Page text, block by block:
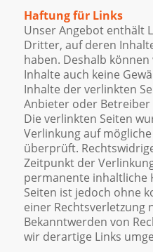
Haftung für Links
Unser Angebot enthält
Dritter, auf deren
haben. Deshalb
Inhalte auch keine
Inhalte der verlinkten
Anbieter oder
Die verlinkten Seiten
Verlinkung auf
überprüft.
Zeitpunkt der
permanente inhaltliche
Seiten ist jedoch ohne
einer Rechtsverletzung
Bekanntwerden von
wir derartige Links